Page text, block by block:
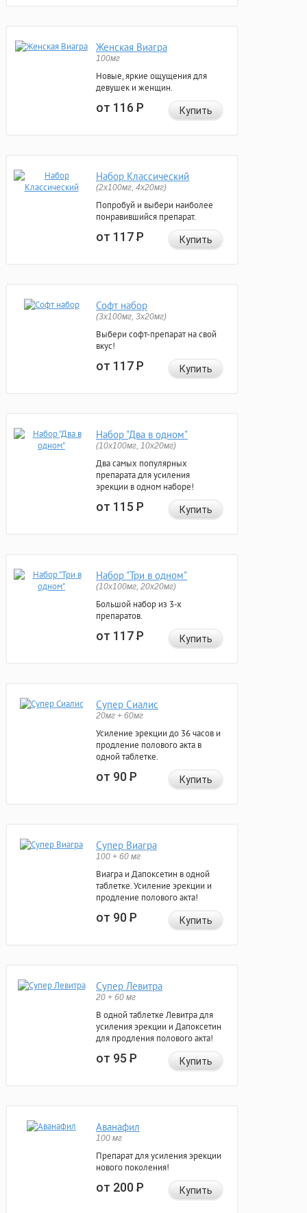
Женская Виагра
100мг
Новые, яркие ощущения для
девушек и женщин.
от 116Р Купить
Набор Классический
(2x100мг, 4x20мг)
Попробуй и выбери наиболее
понравившийся препарат.
от 117Р Купить
Софт набор
(3x100мг, 3x20мг)
Выбери софт-препарат на свой
вкус!
от 117Р Купить
Набор "Два в одном"
(10x100мг, 10x20мг)
Два самых популярных
препарата для усиления
эрекции в одном наборе!
от 115Р Купить
Набор "Три в одном"
(10x100мг, 20x20мг)
Большой набор из 3-х
препаратов.
от 117Р Купить
Супер Сиалис
20мг + 60мг
Усиление эрекции до 36 часов и
продление полового акта в
одной таблетке.
от 90Р Купить
Супер Виагра
100 + 60 мг
Виагра и Дапоксетин в одной
таблетке. Усиление эрекции и
продление полового акта!
от 90Р Купить
Супер Левитра
20 + 60 мг
В одной таблетке Левитра для
усиления эрекции и Дапоксетин
для продления полового акта!
от 95Р Купить
Аванафил
100 мг
Препарат для усиления эрекции
нового поколения!
от 200Р Купить